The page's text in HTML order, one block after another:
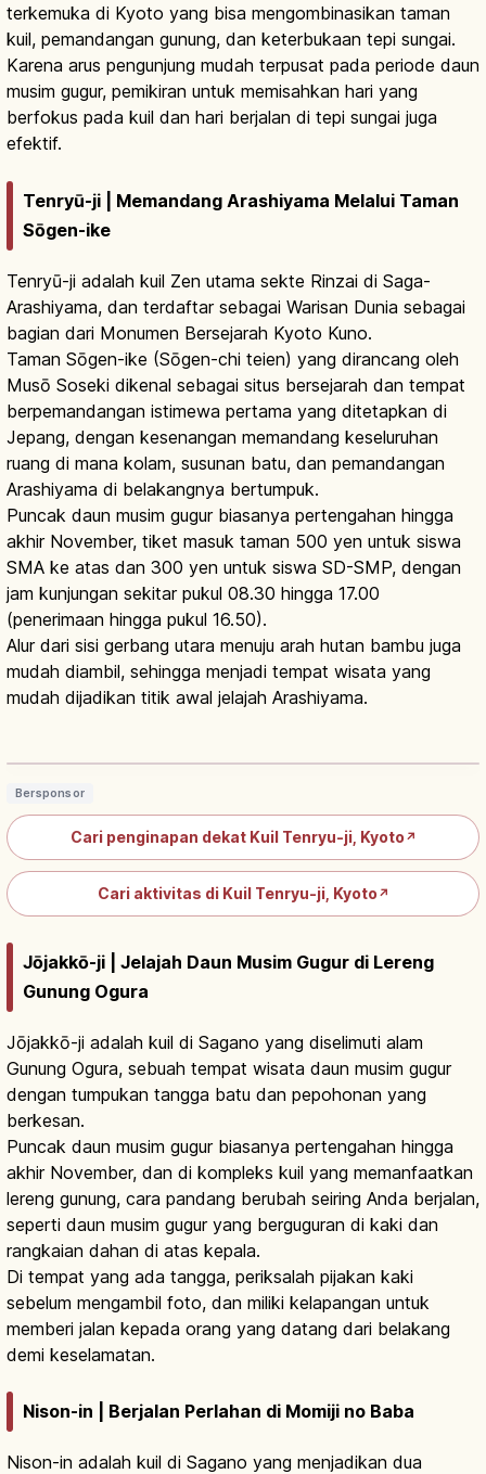
terkemuka di Kyoto yang bisa mengombinasikan taman
kuil, pemandangan gunung, dan keterbukaan tepi sungai.
Karena arus pengunjung mudah terpusat pada periode daun
musim gugur, pemikiran untuk memisahkan hari yang
berfokus pada kuil dan hari berjalan di tepi sungai juga
efektif.
Tenryū-ji | Memandang Arashiyama Melalui Taman
Sōgen-ike
Tenryū-ji adalah kuil Zen utama sekte Rinzai di Saga-
Arashiyama, dan terdaftar sebagai Warisan Dunia sebagai
bagian dari Monumen Bersejarah Kyoto Kuno.
Taman Sōgen-ike (Sōgen-chi teien) yang dirancang oleh
Musō Soseki dikenal sebagai situs bersejarah dan tempat
berpemandangan istimewa pertama yang ditetapkan di
Jepang, dengan kesenangan memandang keseluruhan
ruang di mana kolam, susunan batu, dan pemandangan
Arashiyama di belakangnya bertumpuk.
Puncak daun musim gugur biasanya pertengahan hingga
akhir November, tiket masuk taman 500 yen untuk siswa
SMA ke atas dan 300 yen untuk siswa SD-SMP, dengan
jam kunjungan sekitar pukul 08.30 hingga 17.00
(penerimaan hingga pukul 16.50).
Alur dari sisi gerbang utara menuju arah hutan bambu juga
mudah diambil, sehingga menjadi tempat wisata yang
mudah dijadikan titik awal jelajah Arashiyama.
Kuil Tenryu-ji Arashiyama Kyoto:
Berkunjung
Bersponsor
Cari penginapan dekat Kuil Tenryu-ji, Kyoto ↗
Cari aktivitas di Kuil Tenryu-ji, Kyoto ↗
Jōjakkō-ji | Jelajah Daun Musim Gugur di Lereng
Gunung Ogura
Jōjakkō-ji adalah kuil di Sagano yang diselimuti alam
Gunung Ogura, sebuah tempat wisata daun musim gugur
dengan tumpukan tangga batu dan pepohonan yang
berkesan.
Puncak daun musim gugur biasanya pertengahan hingga
akhir November, dan di kompleks kuil yang memanfaatkan
lereng gunung, cara pandang berubah seiring Anda berjalan,
seperti daun musim gugur yang berguguran di kaki dan
rangkaian dahan di atas kepala.
Di tempat yang ada tangga, periksalah pijakan kaki
sebelum mengambil foto, dan miliki kelapangan untuk
memberi jalan kepada orang yang datang dari belakang
demi keselamatan.
Nison-in | Berjalan Perlahan di Momiji no Baba
Nison-in adalah kuil di Sagano yang menjadikan dua